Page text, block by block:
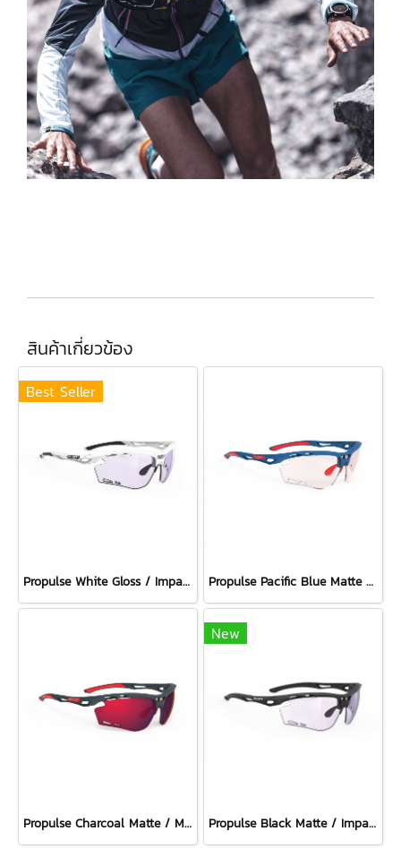
สินค้าเกี่ยวข้อง
Best Seller
Propulse White Gloss / ImpactX Photochromic 2 Laser Purple Propulse Pacific Blue Matte / ImpactX Photochromic 2 Red
Propulse Charcoal Matte / Multilaser Red
New
Propulse Black Matte / ImpactX Photochromic 2 Laser Purple